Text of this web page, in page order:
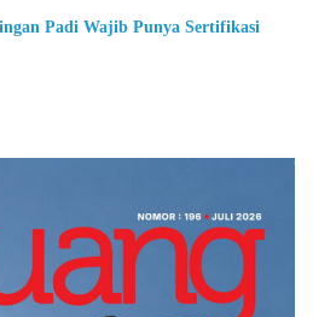
Padi Wajib Punya Sertifikasi